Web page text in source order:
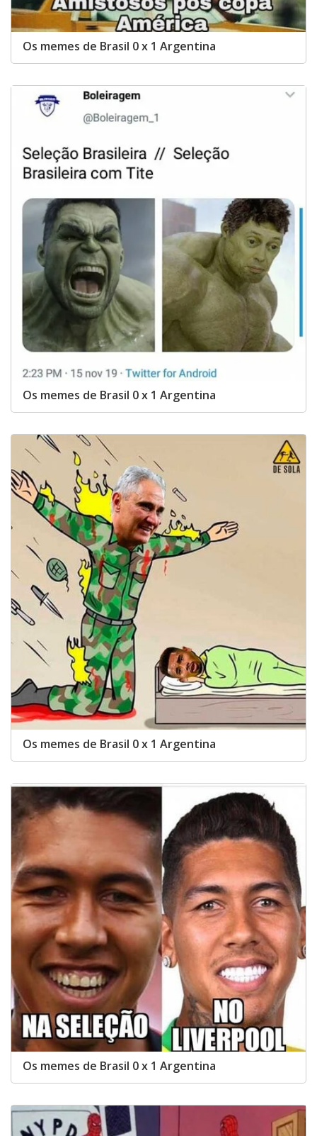
Os memes de Brasil 0 x 1 Argentina
Os memes de Brasil 0 x 1 Argentina
Os memes de Brasil 0 x 1 Argentina
Os memes de Brasil 0 x 1 Argentina